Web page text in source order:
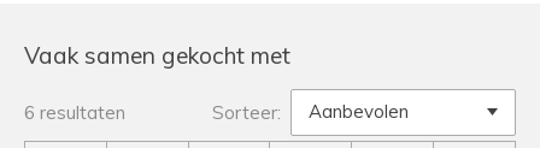
Vaak samen gekocht met
6 resultaten Sorteer: